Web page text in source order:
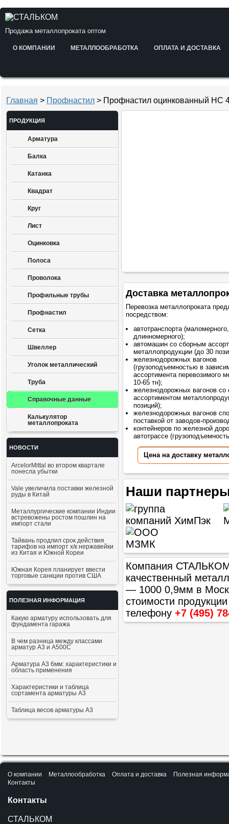
Продажа металлопроката оптом
О КОМПАНИИ МЕТАЛЛООБРАБОТКА ОПЛАТА И ДОСТАВКА
Главная > Профнастил > Профнастил оцинкованный НС
ПРОДУКЦИЯ
Арматура
Балка
Катанка
Квадрат
Круг
Лист
Оцинковка
Полоса
Проволока
Профильные трубы
Профнастил
Сетка
Швеллер
Уголок металлический
Труба
Справочные данные
Калькулятор
металлопроката
НОВОСТИ
ArcelorMittal во втором квартале
понесла убытки
Vale увеличила поставки железной
руды в Китай
Металлургические компании Индии
встревожены ростом пошлин на
импорт стали
Тайвань продлил срок действия
тарифов на импорт х/к нержавейки
из Китая и Южной Кореи
Южная Корея планирует ввести
торговые санкции против США
ПОЛЕЗНАЯ ИНФОРМАЦИЯ
Какую арматуру использовать для
фундамента гаража
В чем разница между классами
арматур А3 и А500С
Арматура А3 6мм: характеристики и
область применения
Характеристики и таблица
сортамента арматуры А3
Таблица весов арматуры А3
Доставка
Перевозка металлопроката
посредством:
автотранспорта (маломерного,
длинномерного);
автомашин со сборным
металлопродукции (до 30
железнодорожных вагонов
(грузоподъемностью в
ассортимента перевозимого
10-65 тн);
железнодорожных вагонов со
ассортиментом
позиций);
железнодорожных вагонов
поставкой от заводов-
контейнеров по железной
автотрассе
Цена на доставку
Наши
Компания СТАЛЬКОМ
качественный
— 1000 0,9мм в
стоимости
телефону +7 (495)
О компании Металлообработка Оплата и доставка
Полезная
Контакты
Контакты
СТАЛЬКОМ